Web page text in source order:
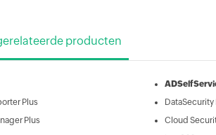
producten
Plus
Plus
DataSecurity
Cloud